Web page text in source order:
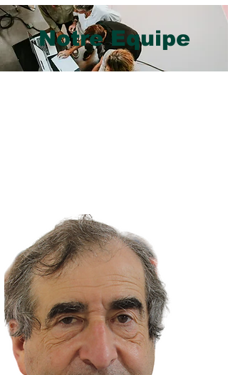
INTERNATIONAL
ASSOCIATION LAW,
Notre Equipe